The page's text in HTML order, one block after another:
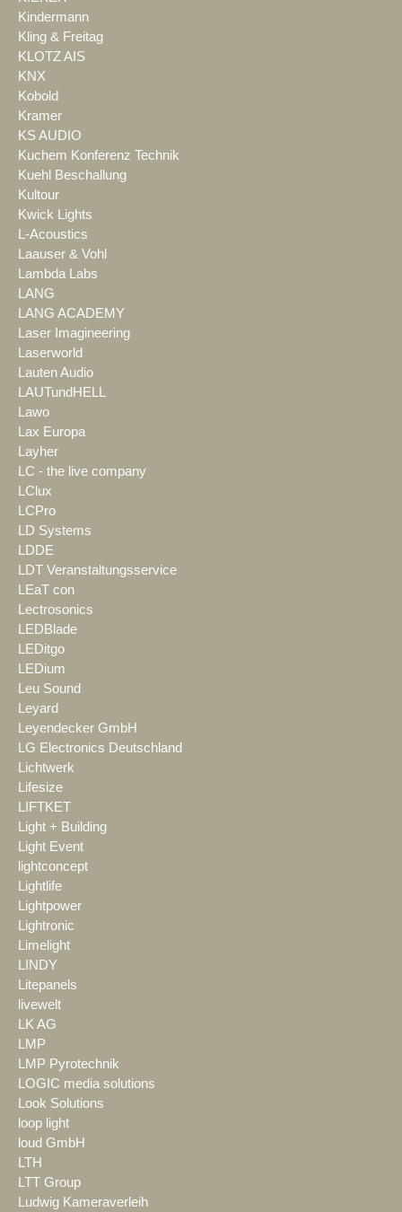
Kindermann
Kling & Freitag
KLOTZ AIS
KNX
Kobold
Kramer
KS AUDIO
Kuchem Konferenz Technik
Kuehl Beschallung
Kultour
Kwick Lights
L-Acoustics
Laauser & Vohl
Lambda Labs
LANG
LANG ACADEMY
Laser Imagineering
Laserworld
Lauten Audio
LAUTundHELL
Lawo
Lax Europa
Layher
LC - the live company
LClux
LCPro
LD Systems
LDDE
LDT Veranstaltungsservice
LEaT con
Lectrosonics
LEDBlade
LEDitgo
LEDium
Leu Sound
Leyard
Leyendecker GmbH
LG Electronics Deutschland
Lichtwerk
Lifesize
LIFTKET
Light + Building
Light Event
lightconcept
Lightlife
Lightpower
Lightronic
Limelight
LINDY
Litepanels
livewelt
LK AG
LMP
LMP Pyrotechnik
LOGIC media solutions
Look Solutions
loop light
loud GmbH
LTH
LTT Group
Ludwig Kameraverleih